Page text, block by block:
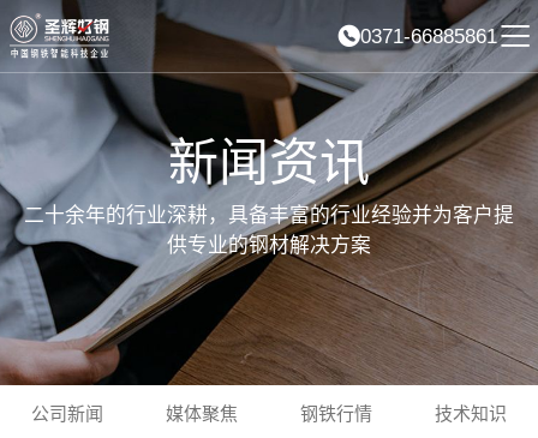
0371-66885861
新闻资讯
二十余年的行业深耕，具备丰富的行业经验并为客户提
供专业的钢材解决方案
公司新闻 媒体聚焦 钢铁行情 技术知识